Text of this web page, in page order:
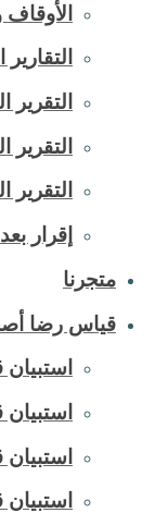
التقرير
التقرير
التقرير
إقرار
متجرنا
قياس رضا